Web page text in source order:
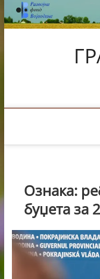
Skip
to
content
Ознака:
буџета за